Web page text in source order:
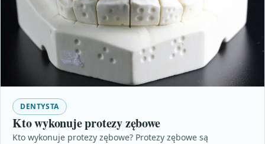
DENTYSTA
Kto wykonuje protezy zębowe
Kto wykonuje protezy zębowe? Protezy zębowe są